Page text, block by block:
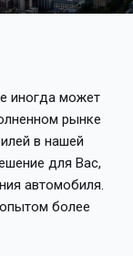
иногда может
рынке
в нашей
для Вас,
автомобиля.
более